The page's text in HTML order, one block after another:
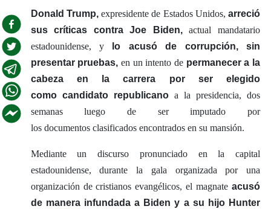
Donald Trump,expresidente de Estados Unidos, arreció
sus críticas contra Joe Biden,actual mandatario
estadounidense, y
lo acusó de corrupción, sin
presentar pruebas, en un intento de permanecer a la
cabeza en la carrera por ser elegido
como candidato republicano a la presidencia, dos
semanas luego de ser imputado por
los documentos clasificados encontrados en su mansión.
Mediante un discurso pronunciado en la capital
estadounidense, durante la gala organizada por una
organización de cristianos evangélicos, el magnate acusó
de manera infundada a Biden y a su hijo Hunter